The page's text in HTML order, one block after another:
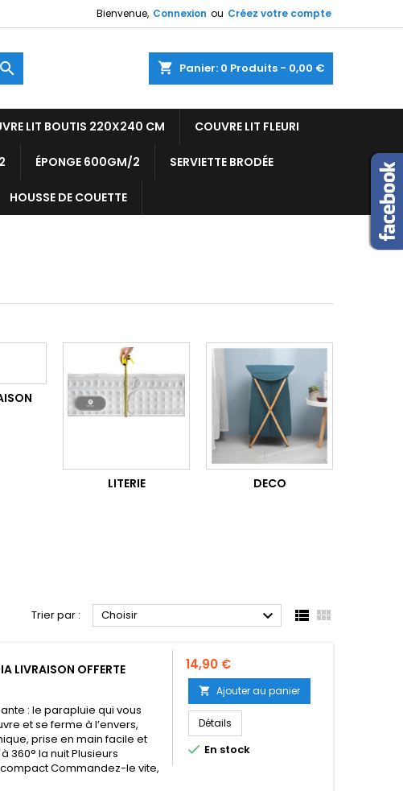
Bienvenue, Connexion ou Créez votre compte
shopping_cart Panier: 0 Produits - 0,00 €

LIT BOUTIS 220X240 CM COUVRE LIT FLEURI
ÉPONGE 600GM/2 SERVIETTE BRODÉE
HOUSSE DE COUETTE
LITERIE DECO
Trier par : Choisir   
LIVRAISON OFFERTE
: le parapluie qui vous
et se ferme à l’envers,
prise en main facile et
360° la nuit Plusieurs
Commandez-le vite,
Prix
14,90 €
 Ajouter au panier
Détails
 En stock